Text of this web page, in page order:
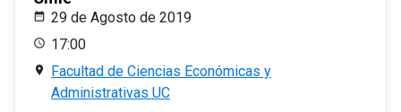
29 de Agosto de 2019
17:00
Facultad de Ciencias Económicas y
Administrativas UC